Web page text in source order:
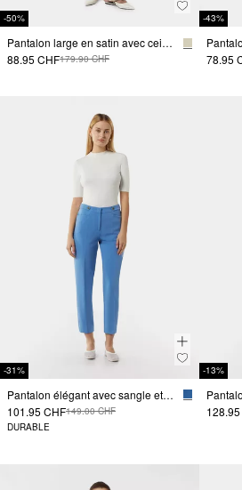
-50%
Pantalon large en satin avec ceinture élastique
88.95 CHF179.90 CHF
-43%
78.95
-31%
Pantalon élégant avec sangle et bouton
101.95 CHF149.00 CHF
DURABLE
-13%